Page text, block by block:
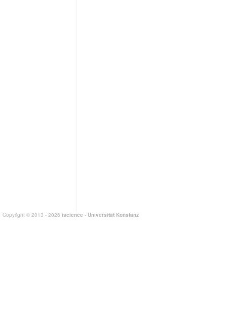
Copyright © 2013 - 2026 iscience - Universität Konstanz